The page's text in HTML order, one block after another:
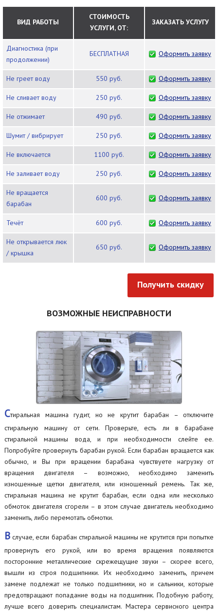
ВИД РАБОТЫ
СТОИМОСТЬ
УСЛУГИ, ОТ:
ЗАКАЗАТЬ УСЛУГУ
Диагностика (при
продолжении)
БЕСПЛАТНАЯ Оформить заявку
Не греет воду 550 руб. Оформить заявку
Не сливает воду 250 руб. Оформить заявку
Не отжимает 490 руб. Оформить заявку
Шумит / вибрирует 250 руб. Оформить заявку
Не включается 1100 руб. Оформить заявку
Не заливает воду 250 руб. Оформить заявку
Не вращается
барабан
600 руб. Оформить заявку
Течёт 600 руб. Оформить заявку
Не открывается люк
/ крышка
650 руб. Оформить заявку
Получить скидку
ВОЗМОЖНЫЕ НЕИСПРАВНОСТИ
Стиральная машина гудит, но не крутит барабан – отключите
стиральную машину от сети. Проверьте, есть ли в барабане
стиральной машины вода, и при необходимости слейте ее.
Попробуйте провернуть барабан рукой. Если барабан вращается как
обычно, и Вы при вращении барабана чувствуете нагрузку от
вращения двигателя – возможно, необходимо заменить
изношенные щетки двигателя, или изношенный ремень. Так же,
стиральная машина не крутит барабан, если одна или несколько
обмоток двигателя сгорели – в этом случае двигатель необходимо
заменить, либо перемотать обмотки.
В случае, если барабан стиральной машины не крутится при попытке
провернуть его рукой, или во время вращения появляются
посторонние металлические скрежещущие звуки – скорее всего,
вышли из строя подшипники. Их необходимо заменить, причем
замене подлежат не только подшипники, но и сальники, которые
предотвращают попадание воды на подшипник. Подобную работу,
лучше всего доверить специалистам. Мастера сервисного центра